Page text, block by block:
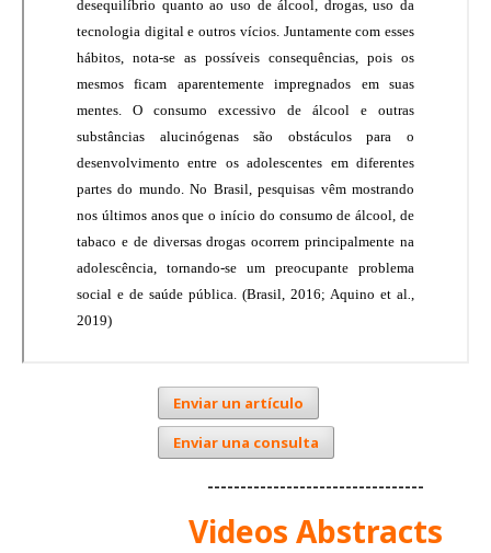
Enviar un artículo
Enviar una consulta
---------------------------------
Videos Abstracts